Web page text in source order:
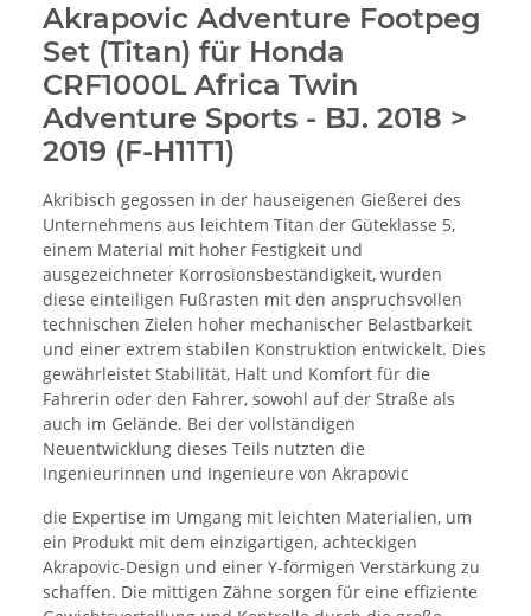
Akrapovic Adventure Footpeg
Set (Titan) für Honda
CRF1000L Africa Twin
Adventure Sports - BJ. 2018 >
2019 (F-H11T1)
Akribisch gegossen in der hauseigenen Gießerei des
Unternehmens aus leichtem Titan der Güteklasse 5,
einem Material mit hoher Festigkeit und
ausgezeichneter Korrosionsbeständigkeit, wurden
diese einteiligen Fußrasten mit den anspruchsvollen
technischen Zielen hoher mechanischer Belastbarkeit
und einer extrem stabilen Konstruktion entwickelt. Dies
gewährleistet Stabilität, Halt und Komfort für die
Fahrerin oder den Fahrer, sowohl auf der Straße als
auch im Gelände. Bei der vollständigen
Neuentwicklung dieses Teils nutzten die
Ingenieurinnen und Ingenieure von Akrapovic
die Expertise im Umgang mit leichten Materialien, um
ein Produkt mit dem einzigartigen, achteckigen
Akrapovic-Design und einer Y-förmigen Verstärkung zu
schaffen. Die mittigen Zähne sorgen für eine effiziente